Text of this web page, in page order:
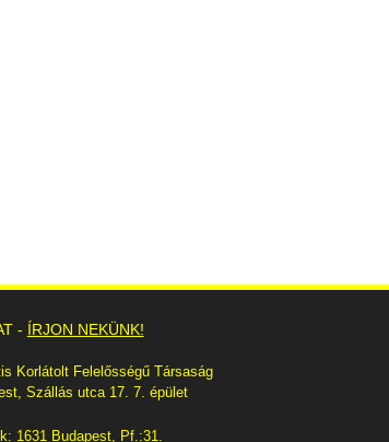
- ÍRJON NEKÜNK!
Korlátolt Felelősségű Társaság
Szállás utca 17. 7. épület
1631 Budapest, Pf.:31.